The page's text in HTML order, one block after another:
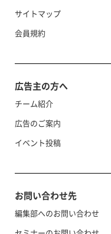
サイトマップ
会員規約
広告主の方へ
チーム紹介
広告のご案内
イベント投稿
お問い合わせ先
編集部へのお問い合わせ